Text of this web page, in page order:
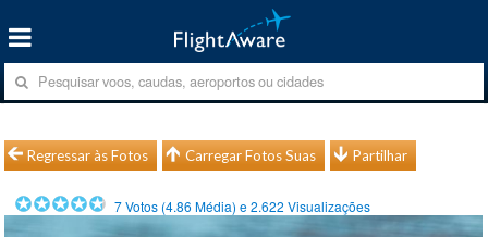
Regressar às Fotos Carregar Fotos Suas Partilhar
7Votos (4.86 Média) e2.622 Visualizações